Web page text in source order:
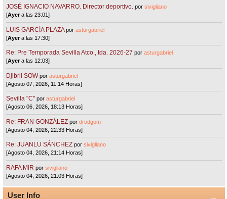
JOSÉ IGNACIO NAVARRO. Director deportivo. porsivigliano
[Ayera las 23:01]
LUIS GARCÍA PLAZA porasturgabriel
[Ayera las 17:30]
Re: Pre Temporada Sevilla Atco., tda. 2026-27 porasturgabriel
[Ayera las 12:03]
Djibril SOW porasturgabriel
[Agosto 07, 2026, 11:14 Horas]
Sevilla "C"porasturgabriel
[Agosto 06, 2026, 18:13 Horas]
Re: FRAN GONZÁLEZ pordrodgom
[Agosto 04, 2026, 22:33 Horas]
Re: JUANLU SÁNCHEZ porsivigliano
[Agosto 04, 2026, 21:14 Horas]
RAFA MIR porsivigliano
[Agosto 04, 2026, 21:03 Horas]
User Info